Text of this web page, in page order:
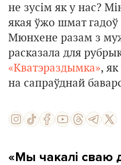
не зусім як у нас?
якая ўжо шмат
Мюнхене разам з
расказала для
«Кватэраздымка»,
на сапраўднай
«Мы чакалі сваю